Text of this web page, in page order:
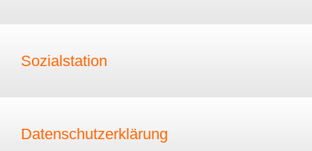
Sozialstation
Datenschutzerklärung